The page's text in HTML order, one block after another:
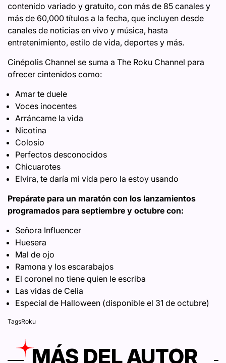
contenido variado y gratuito, con más de 85 canales y
más de 60,000 títulos a la fecha, que incluyen desde
canales de noticias en vivo y música, hasta
entretenimiento, estilo de vida, deportes y más.
Cinépolis Channel se suma a The Roku Channel para
ofrecer cintenidos como:
Amar te duele
Voces inocentes
Arráncame la vida
Nicotina
Colosio
Perfectos desconocidos
Chicuarotes
Elvira, te daría mi vida pero la estoy usando
Prepárate para un maratón con los lanzamientos
programados para septiembre y octubre con:
Señora Influencer
Huesera
Mal de ojo
Ramona y los escarabajos
El coronel no tiene quien le escriba
Las vidas de Celia
Especial de Halloween (disponible el 31 de octubre)
TagsRoku
MÁS DEL AUTOR